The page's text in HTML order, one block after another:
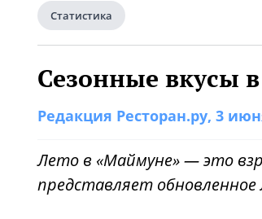
Статистика
Сезонные вкусы
Редакция Ресторан.ру, 3
Лето в «Маймуне» — это
представляет